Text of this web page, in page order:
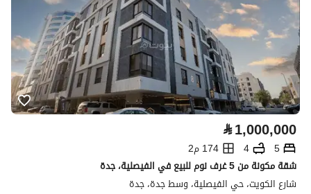
⃁1,000,000
5
4
174 م2
شقة مكونة من 5 غرف نوم للبيع في الفيصلية، جدة
شارع الكويت، حي الفيصلية، وسط جدة، جدة